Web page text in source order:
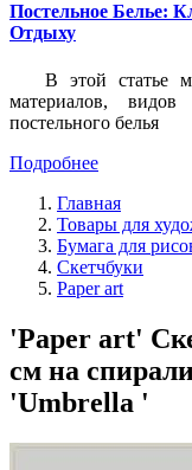
Постельное Белье:
Отдыху
В этой статье
материалов,
постельного белья
Подробнее
Главная
Товары для
Бумага для
Скетчбуки
Paper art
'Paper art'
см на
'Umbrella '